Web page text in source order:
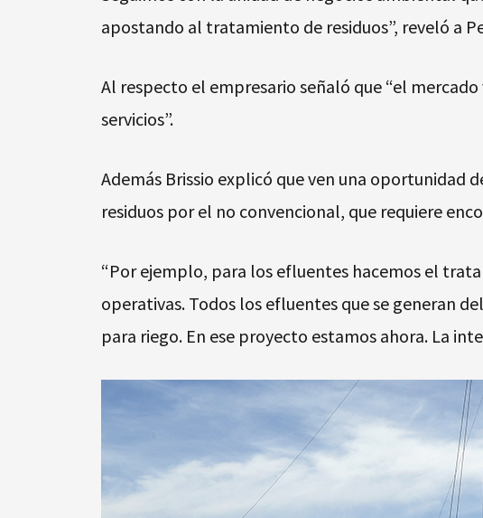
apostando al tratamiento de residuos”, reveló a
Al respecto el empresario señaló que “el
servicios”.
Además Brissio explicó que ven una oportunidad
residuos por el no convencional, que requiere
“Por ejemplo, para los efluentes hacemos el
operativas. Todos los efluentes que se generan
para riego. En ese proyecto estamos ahora. La